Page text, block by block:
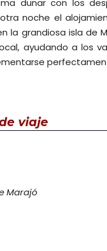
dunar con los
noche el
la grandiosa isla de
ayudando a los
viaje
Marajó